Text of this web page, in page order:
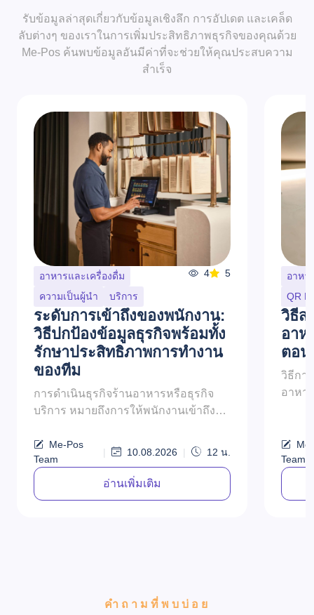
รับข้อมูลล่าสุดเกี่ยวกับข้อมูลเชิงลึก การอัปเดต และเคล็ด
ลับต่างๆ ของเราในการเพิ่มประสิทธิภาพธุรกิจของคุณด้วย
Me-Pos ค้นพบข้อมูลอันมีค่าที่จะช่วยให้คุณประสบความ
สำเร็จ
อาหารและเครื่องดื่ม
ความเป็นผู้นำ
บริการ
4 5
ระดับการเข้าถึงของพนักงาน:
วิธีปกป้องข้อมูลธุรกิจพร้อมทั้ง
รักษาประสิทธิภาพการทำงาน
ของทีม
การดำเนินธุรกิจร้านอาหารหรือธุรกิจ
บริการ หมายถึงการให้พนักงานเข้าถึง
พนักงานอาจต้องจัดการคำสั่งซื้อ อัปเดต
เมนู ตรว...
Me-Pos
Team
| 10.08.2026 | 12 น.
อ่านเพิ่มเติม
อาหา
QR
วิธีส
อา
ตอน
วิธีกา
อาหา
และไ
Team
คำถามที่พบบ่อย